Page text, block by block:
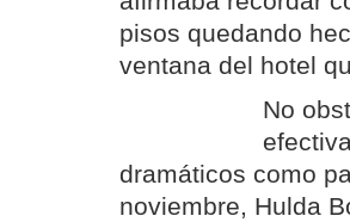
pisos quedando
ventana del hotel
No
dramáticos como
noviembre, Hulda